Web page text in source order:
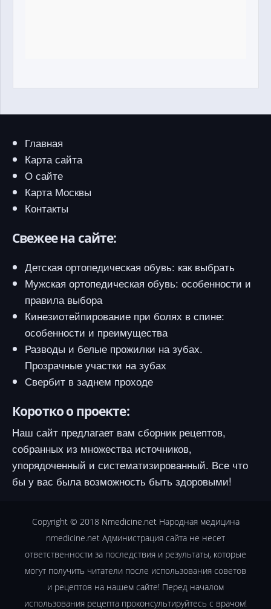
Главная
Карта сайта
О сайте
Карта Москвы
Контакты
Свежее на сайте:
Детская ортопедическая обувь: как выбрать
Мужская ортопедическая обувь: особенности и
правила выбора
Кинезиотейпирование при болях в спине:
особенности и преимущества
Разводы и белые прожилки на зубах.
Прозрачные участки на зубах
Свербит в заднем проходе
Коротко о проекте:
Наш сайт предлагает вам сборник рецептов,
собранных из множества источников,
упорядоченный и систематизированный. Все что
бы у вас была возможность быть здоровыми!
Copyright © 2018 Nmedicine.netНародная медицина
nmedicine.net Администрация сайта не несет
ответственности за последствия и результаты, которые
могут получить читатели после использования советов
и рецептов на нашем сайте! Перед началом
использования рецепта проконсультируйтесь с врачом!